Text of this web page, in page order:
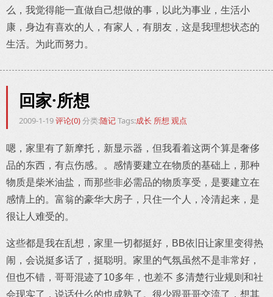
么，我觉得能一直做自己想做的事，以此为事业，生活小
康，身边有喜欢的人，有家人，有朋友，这是我理想状态的
生活。为此而努力。
回家·所想
2009-1-19评论(0)分类:随记Tags:成长 所想 观点
嗯，家里有了新摩托，新显示器，但我看着这两个算是奢侈
品的东西，有点伤感。。感情要建立在物质的基础上，那种
物质是柴米油盐，而那些非必需品的物质享受，是要建立在
感情上的。富翁的豪华大房子，只住一个人，冷清起来，是
很让人难受的。
这些都是我在乱想，家里一切都挺好，BB依旧让家里变得热
闹，会说挺多话了，挺聪明。家里的气氛虽然不是非常好，
但也不错，哥哥混迹了10多年，也差不 多清楚行业规则和社
会现实了，说话什么的也成熟了。很少跟哥哥交流了，想其